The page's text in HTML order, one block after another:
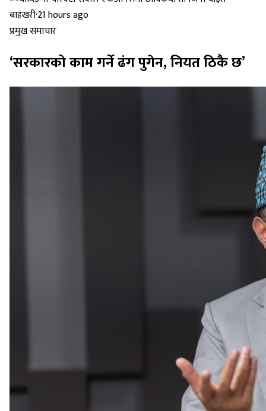
बाह्रखरी·21 hours ago
प्रमुख समाचार
‘सरकारको काम गर्ने ढंग पुगेन, नियत ठिकै छ’